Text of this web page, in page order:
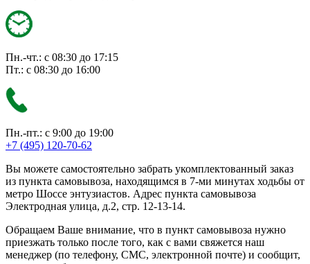
Пн.-чт.: с 08:30 до 17:15
Пт.: с 08:30 до 16:00
Пн.-пт.: с 9:00 до 19:00
+7 (495) 120-70-62
Вы можете самостоятельно забрать укомплектованный заказ
из пункта самовывоза, находящимся в 7-ми минутах ходьбы от
метро Шоссе энтузиастов. Адрес пункта самовывоза
Электродная улица, д.2, стр. 12-13-14.
Обращаем Ваше внимание, что в пункт самовывоза нужно
приезжать только после того, как с вами свяжется наш
менеджер (по телефону, СМС, электронной почте) и сообщит,